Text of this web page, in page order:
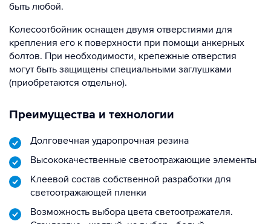
быть любой.
Колесоотбойник оснащен двумя отверстиями для
крепления его к поверхности при помощи анкерных
болтов. При необходимости, крепежные отверстия
могут быть защищены специальными заглушками
(приобретаются отдельно).
Преимущества и технологии
Долговечная ударопрочная резина
Высококачественные светоотражающие элементы
Клеевой состав собственной разработки для
светоотражающей пленки
Возможность выбора цвета светоотражателя.